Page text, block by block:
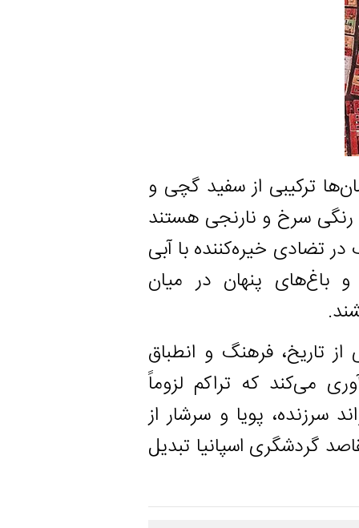
از سفید گچی و
و نارنجی هستند
خیره‌کننده با آبی
پنهان در میان
فرهنگ و انطباق
که تراکم لزوماً
پویا و سرشار از
اسپانیا تبدیل